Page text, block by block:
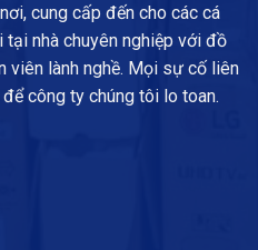
cung cấp đến cho các cá
nhà chuyên nghiệp với đồ
viên lành nghề. Mọi sự cố liên
công ty chúng tôi lo toan.